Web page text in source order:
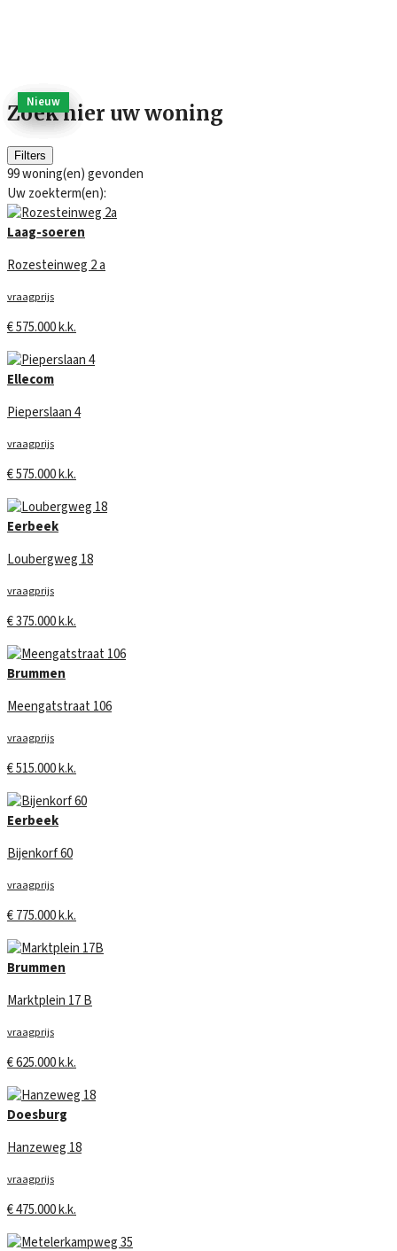
Zoek hier uw woning
Filters
99woning(en) gevonden
Uw zoekterm(en):
Nieuw
Laag-soeren
Rozesteinweg 2 a
vraagprijs
€ 575.000 k.k.
Nieuw
Ellecom
Pieperslaan 4
vraagprijs
€ 575.000 k.k.
Nieuw
Eerbeek
Loubergweg 18
vraagprijs
€ 375.000 k.k.
Nieuw
Brummen
Meengatstraat 106
vraagprijs
€ 515.000 k.k.
Nieuw
Eerbeek
Bijenkorf 60
vraagprijs
€ 775.000 k.k.
Nieuw
Brummen
Marktplein 17 B
vraagprijs
€ 625.000 k.k.
Doesburg
Hanzeweg 18
vraagprijs
€ 475.000 k.k.